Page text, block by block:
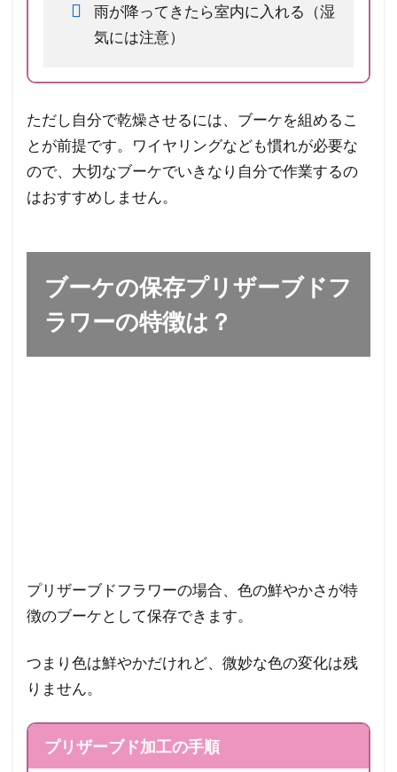
雨が降ってきたら室内に入れる（湿
気には注意）
ただし自分で乾燥させるには、ブーケを組めるこ
とが前提です。ワイヤリングなども慣れが必要な
ので、大切なブーケでいきなり自分で作業するの
はおすすめしません。
ブーケの保存プリザーブドフ
ラワーの特徴は？
プリザーブドフラワーの場合、色の鮮やかさが特
徴のブーケとして保存できます。
つまり色は鮮やかだけれど、微妙な色の変化は残
りません。
プリザーブド加工の手順